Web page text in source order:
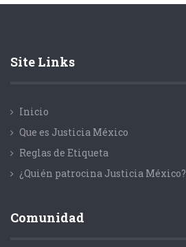
Site Links
Inicio
Que es Justicia México
Reglas de Etiqueta
¿Quién patrocina Justicia México?
Comunidad